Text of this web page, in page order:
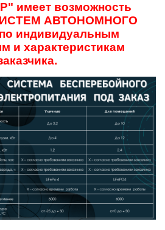
имеет возможность
АВТОНОМНОГО
индивидуальным
и характеристикам